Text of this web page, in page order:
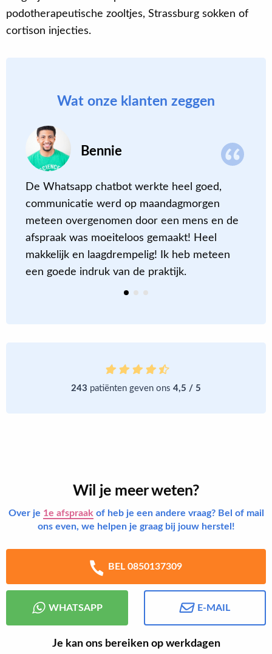
podotherapeutische zooltjes, Strassburg sokken of
cortison injecties.
Wat onze klanten zeggen
Bennie
De Whatsapp chatbot werkte heel goed,
communicatie werd op maandagmorgen
meteen overgenomen door een mens en de
afspraak was moeiteloos gemaakt! Heel
makkelijk en laagdrempelig! Ik heb meteen
een goede indruk van de praktijk.
243 patiënten geven ons 4,5 / 5
Wil je meer weten?
Over je 1e afspraak of heb je een andere vraag? Bel of mail
ons even, we helpen je graag bij jouw herstel!
BEL 0850137309
WHATSAPP E-MAIL
Je kan ons bereiken op werkdagen